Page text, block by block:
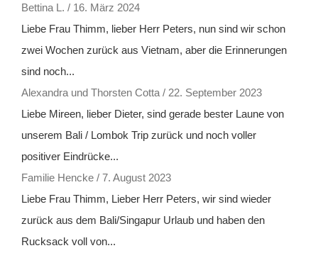
Bettina L. / 16. März 2024
Liebe Frau Thimm, lieber Herr Peters, nun sind wir schon
zwei Wochen zurück aus Vietnam, aber die Erinnerungen
sind noch...
Alexandra und Thorsten Cotta / 22. September 2023
Liebe Mireen, lieber Dieter, sind gerade bester Laune von
unserem Bali / Lombok Trip zurück und noch voller
positiver Eindrücke...
Familie Hencke / 7. August 2023
Liebe Frau Thimm, Lieber Herr Peters, wir sind wieder
zurück aus dem Bali/Singapur Urlaub und haben den
Rucksack voll von...